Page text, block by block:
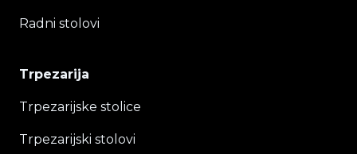
Radni stolovi
Trpezarija
Trpezarijske stolice
Trpezarijski stolovi